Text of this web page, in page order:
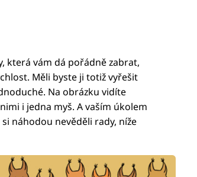
která vám dá pořádně zabrat,
Měli byste ji totiž vyřešit
Na obrázku vidíte
i jedna myš. A vaším úkolem
náhodou nevěděli rady, níže